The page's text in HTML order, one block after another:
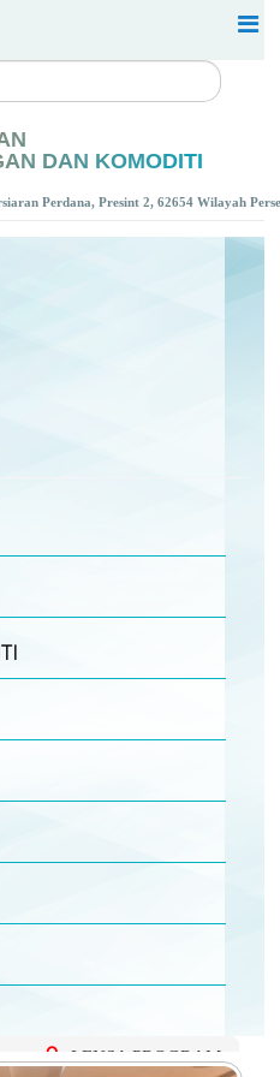
DAN KOMODITI
Perdana, Presint 2, 62654 Wilayah
LENSA PROGRAM